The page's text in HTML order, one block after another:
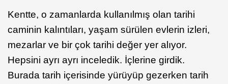
Kentte, o zamanlarda kullanılmış olan tarihi
caminin kalıntıları, yaşam sürülen evlerin izleri,
mezarlar ve bir çok tarihi değer yer alıyor.
Hepsini ayrı ayrı inceledik. İçlerine girdik.
Burada tarih içerisinde yürüyüp gezerken tarih